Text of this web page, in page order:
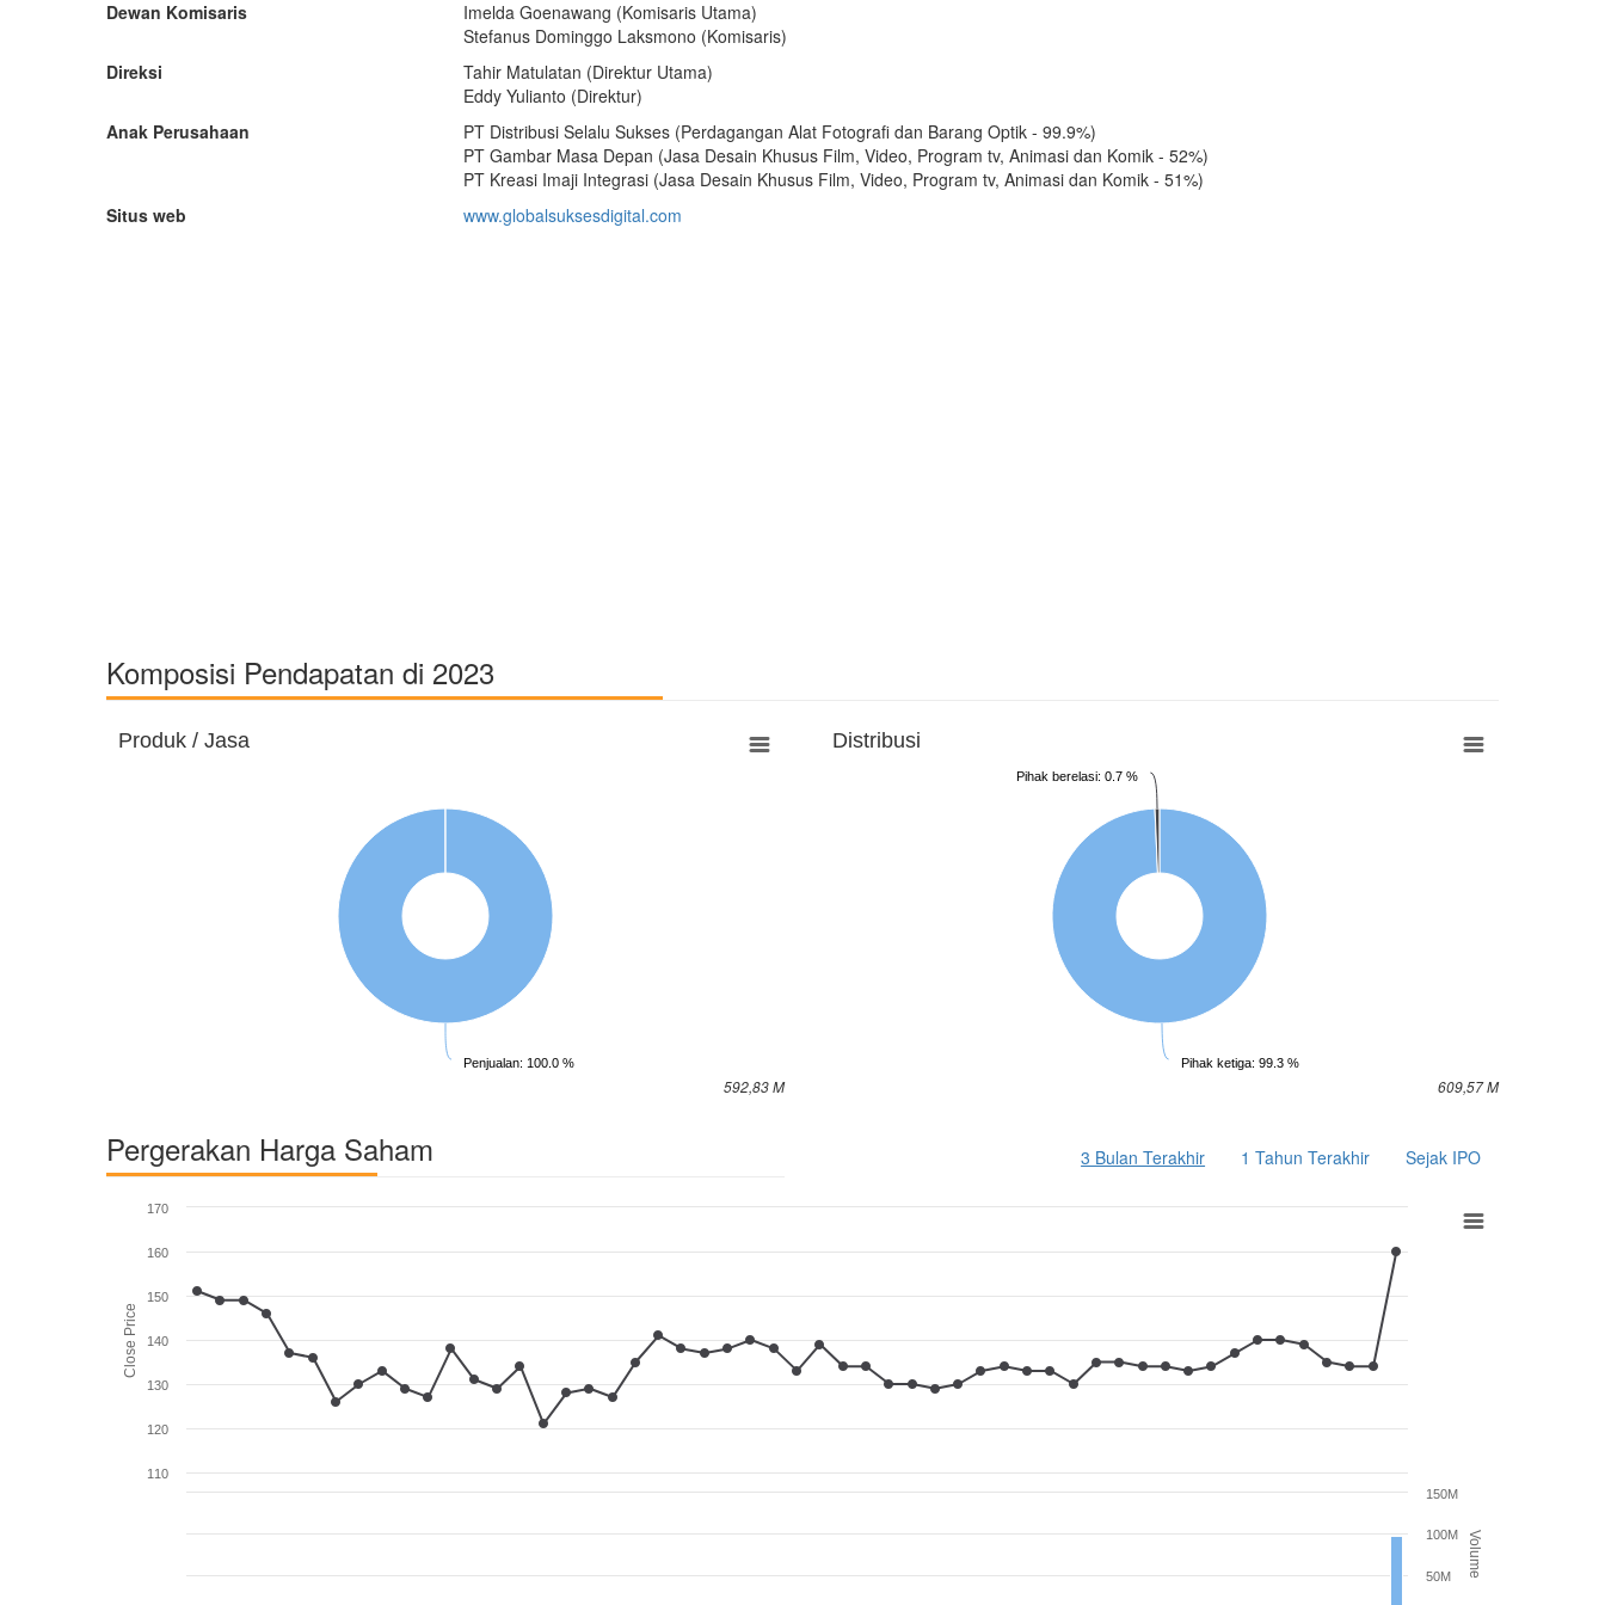
Dewan Komisaris
Imelda Goenawang (Komisaris Utama)
Stefanus Dominggo Laksmono (Komisaris)
Direksi
Tahir Matulatan (Direktur Utama)
Eddy Yulianto (Direktur)
Anak Perusahaan
PT Distribusi Selalu Sukses (Perdagangan Alat Fotografi dan Barang Optik - 99.9%)
PT Gambar Masa Depan (Jasa Desain Khusus Film, Video, Program tv, Animasi dan Komik - 52%)
PT Kreasi Imaji Integrasi (Jasa Desain Khusus Film, Video, Program tv, Animasi dan Komik - 51%)
Situs web
www.globalsuksesdigital.com
Komposisi Pendapatan di 2023
Produk / Jasa
Penjualan: 100.0 %
592,83 M
Distribusi
Pihak ketiga: 99.3 %
Pihak berelasi: 0.7 %
609,57 M
Pergerakan Harga Saham 3 Bulan Terakhir 1 Tahun Terakhir Sejak IPO
Close Price
Volume
110
120
130
140
150
160
170
50M
100M
150M